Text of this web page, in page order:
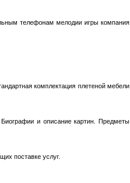
телефонам мелодии игры компания
комплектация плетеной мебели
и описание картин. Предметы
поставке услуг.